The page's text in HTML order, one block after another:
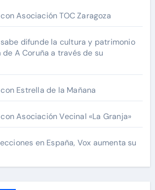
Asociación TOC Zaragoza
difunde la cultura y patrimonio
A Coruña a través de su
Estrella de la Mañana
Asociación Vecinal «La Granja»
en España, Vox aumenta su